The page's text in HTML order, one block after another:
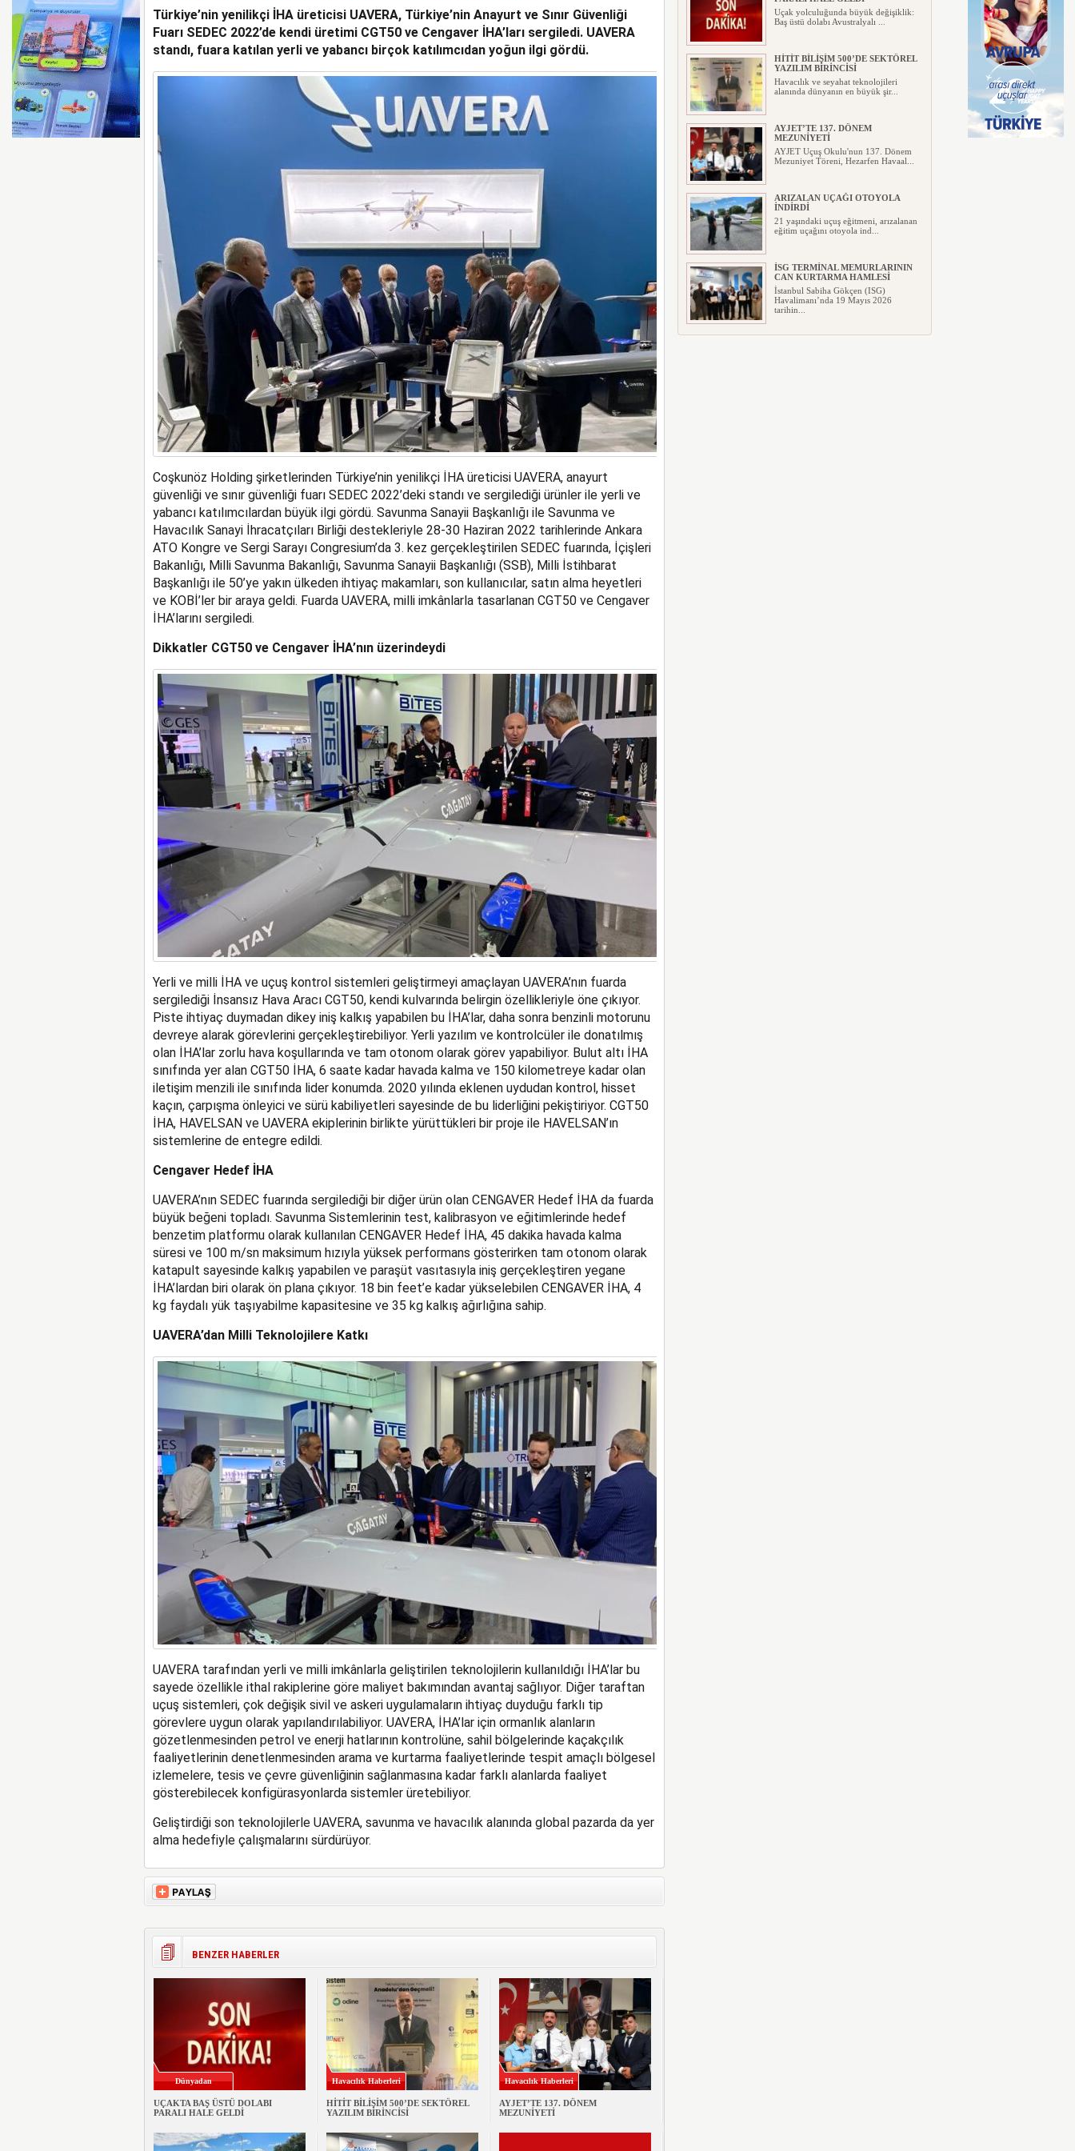
Türkiye’nin yenilikçi İHA üreticisi UAVERA, Türkiye’nin Anayurt ve Sınır Güvenliği
Fuarı SEDEC 2022’de kendi üretimi CGT50 ve Cengaver İHA’ları sergiledi. UAVERA
standı, fuara katılan yerli ve yabancı birçok katılımcıdan yoğun ilgi gördü.
Coşkunöz Holding şirketlerinden Türkiye’nin yenilikçi İHA üreticisi UAVERA, anayurt
güvenliği ve sınır güvenliği fuarı SEDEC 2022’deki standı ve sergilediği ürünler ile yerli ve
yabancı katılımcılardan büyük ilgi gördü. Savunma Sanayii Başkanlığı ile Savunma ve
Havacılık Sanayi İhracatçıları Birliği destekleriyle 28-30 Haziran 2022 tarihlerinde Ankara
ATO Kongre ve Sergi Sarayı Congresium’da 3. kez gerçekleştirilen SEDEC fuarında, İçişleri
Bakanlığı, Milli Savunma Bakanlığı, Savunma Sanayii Başkanlığı (SSB), Milli İstihbarat
Başkanlığı ile 50’ye yakın ülkeden ihtiyaç makamları, son kullanıcılar, satın alma heyetleri
ve KOBİ’ler bir araya geldi. Fuarda UAVERA, milli imkânlarla tasarlanan CGT50 ve Cengaver
İHA’larını sergiledi.
Dikkatler CGT50 ve Cengaver İHA’nın üzerindeydi
Yerli ve milli İHA ve uçuş kontrol sistemleri geliştirmeyi amaçlayan UAVERA’nın fuarda
sergilediği İnsansız Hava Aracı CGT50, kendi kulvarında belirgin özellikleriyle öne çıkıyor.
Piste ihtiyaç duymadan dikey iniş kalkış yapabilen bu İHA’lar, daha sonra benzinli motorunu
devreye alarak görevlerini gerçekleştirebiliyor. Yerli yazılım ve kontrolcüler ile donatılmış
olan İHA’lar zorlu hava koşullarında ve tam otonom olarak görev yapabiliyor. Bulut altı İHA
sınıfında yer alan CGT50 İHA, 6 saate kadar havada kalma ve 150 kilometreye kadar olan
iletişim menzili ile sınıfında lider konumda. 2020 yılında eklenen uydudan kontrol, hisset
kaçın, çarpışma önleyici ve sürü kabiliyetleri sayesinde de bu liderliğini pekiştiriyor. CGT50
İHA, HAVELSAN ve UAVERA ekiplerinin birlikte yürüttükleri bir proje ile HAVELSAN’ın
sistemlerine de entegre edildi.
Cengaver Hedef İHA
UAVERA’nın SEDEC fuarında sergilediği bir diğer ürün olan CENGAVER Hedef İHA da fuarda
büyük beğeni topladı. Savunma Sistemlerinin test, kalibrasyon ve eğitimlerinde hedef
benzetim platformu olarak kullanılan CENGAVER Hedef İHA, 45 dakika havada kalma
süresi ve 100 m/sn maksimum hızıyla yüksek performans gösterirken tam otonom olarak
katapult sayesinde kalkış yapabilen ve paraşüt vasıtasıyla iniş gerçekleştiren yegane
İHA’lardan biri olarak ön plana çıkıyor. 18 bin feet’e kadar yükselebilen CENGAVER İHA, 4
kg faydalı yük taşıyabilme kapasitesine ve 35 kg kalkış ağırlığına sahip.
UAVERA’dan Milli Teknolojilere Katkı
UAVERA tarafından yerli ve milli imkânlarla geliştirilen teknolojilerin kullanıldığı İHA’lar bu
sayede özellikle ithal rakiplerine göre maliyet bakımından avantaj sağlıyor. Diğer taraftan
uçuş sistemleri, çok değişik sivil ve askeri uygulamaların ihtiyaç duyduğu farklı tip
görevlere uygun olarak yapılandırılabiliyor. UAVERA, İHA’lar için ormanlık alanların
gözetlenmesinden petrol ve enerji hatlarının kontrolüne, sahil bölgelerinde kaçakçılık
faaliyetlerinin denetlenmesinden arama ve kurtarma faaliyetlerinde tespit amaçlı bölgesel
izlemelere, tesis ve çevre güvenliğinin sağlanmasına kadar farklı alanlarda faaliyet
gösterebilecek konfigürasyonlarda sistemler üretebiliyor.
Geliştirdiği son teknolojilerle UAVERA, savunma ve havacılık alanında global pazarda da yer
alma hedefiyle çalışmalarını sürdürüyor.
BENZER HABERLER
Dünyadan
UÇAKTA BAŞ ÜSTÜ DOLABI
PARALI HALE GELDİ
Havacılık Haberleri
HİTİT BİLİŞİM 500’DE SEKTÖREL
YAZILIM BİRİNCİSİ
Havacılık Haberleri
AYJET’TE 137. DÖNEM
MEZUNİYETİ
Uçak yolculuğunda büyük değişiklik:
Baş üstü dolabı Avustralyalı ...
HİTİT BİLİŞİM 500’DE SEKTÖREL
YAZILIM BİRİNCİSİ
Havacılık ve seyahat teknolojileri
alanında dünyanın en büyük şir...
AYJET’TE 137. DÖNEM
MEZUNİYETİ
AYJET Uçuş Okulu'nun 137. Dönem
Mezuniyet Töreni, Hezarfen Havaal...
ARIZALAN UÇAĞI OTOYOLA
İNDİRDİ
21 yaşındaki uçuş eğitmeni, arızalanan
eğitim uçağını otoyola ind...
İSG TERMİNAL MEMURLARININ
CAN KURTARMA HAMLESİ
İstanbul Sabiha Gökçen (ISG)
Havalimanı’nda 19 Mayıs 2026
tarihin...
TSS’DEN ÇALIŞANLARINA